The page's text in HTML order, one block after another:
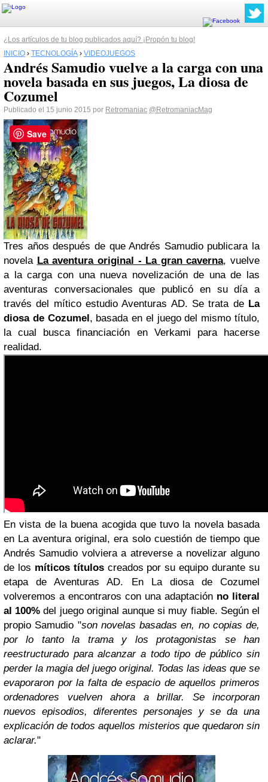
¿Los artículos de tu blog publicados aquí? ¡Propón tu blog!
INICIO › TECNOLOGÍA › VIDEOJUEGOS
Andrés Samudio vuelve a la carga con una
novela basada en sus juegos, La diosa de
Cozumel
Publicado el 15 junio 2015 por Retromaniac @RetromaniacMag
Tres años después de que Andrés Samudio publicara la
novela La aventura original - La gran caverna, vuelve
a la carga con una nueva novelización de una de las
aventuras conversacionales que publicó en su día a
través del mítico estudio Aventuras AD. Se trata de La
diosa de Cozumel, basada en el juego del mismo título,
la cual busca financiación en Verkami para hacerse
realidad.
En vista de la buena acogida que tuvo la novela basada
en La aventura original, era solo cuestión de tiempo que
Andrés Samudio volviera a atreverse a novelizar alguno
de los míticos títuloscreados por su equipo durante su
etapa de Aventuras AD. En La diosa de Cozumel
volveremos a encontraros con una adaptación no literal
al 100% del juego original aunque si muy fiable. Según el
propio Samudio "son novelas basadas en, no copias de,
por lo tanto la trama y los protagonistas se han
reestructurado para alcanzar a todo tipo de público sin
perder la magia del juego original. Todas las ideas que se
evaporaron por la falta de espacio de aquellos primeros
ordenadores vuelven ahora a brillar. Se incorporan
nuevos episodios, diferentes personajes y se da una
explicación de todos aquellos misterios que quedaron sin
aclarar."
Save